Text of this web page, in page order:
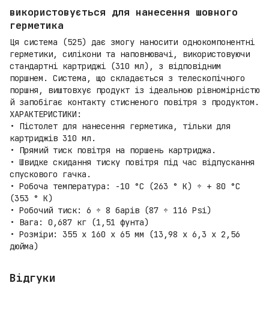
використовується для нанесення шовного
герметика
Ця система (525) дає змогу наносити однокомпонентні
герметики, силікони та наповнювачі, використовуючи
стандартні картриджі (310 мл), з відповідним
поршнем. Система, що складається з телескопічного
поршня, виштовхує продукт із ідеальною рівномірністю
й запобігає контакту стисненого повітря з продуктом.
ХАРАКТЕРИСТИКИ:
• Пістолет для нанесення герметика, тільки для
картриджів 310 мл.
• Прямий тиск повітря на поршень картриджа.
• Швидке скидання тиску повітря під час відпускання
спускового гачка.
• Робоча температура: -10 °C (263 ° K) ÷ + 80 °C
(353 ° K)
• Робочий тиск: 6 ÷ 8 барів (87 ÷ 116 Psi)
• Вага: 0,687 кг (1,51 фунта)
• Розміри: 355 x 160 x 65 мм (13,98 x 6,3 x 2,56
дюйма)
Відгуки